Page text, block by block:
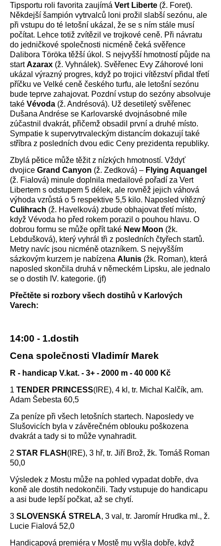
Tipsportu roli favorita zaujímá Vert Liberte (ž. Foret).
Někdejší šampión vytrvalců loni prožil slabší sezónu, ale
při vstupu do té letošní ukázal, že se s ním stále musí
počítat. Lehce totiž zvítězil ve trojkové ceně. Při návratu
do jedničkové společnosti nicméně čeká svěřence
Dalibora Töröka těžší úkol. S nejvyšší hmotností půjde na
startAzarax (ž. Vyhnálek). Svěřenec Evy Záhorové loni
ukázal výrazný progres, když po trojici vítězství přidal třetí
příčku ve Velké ceně českého turfu, ale letošní sezónu
bude teprve zahajovat. Pozdní vstup do sezóny absolvuje
také Vévoda (ž. Andrésová). Už desetiletý svěřenec
Dušana Andrése se Karlovarské dvojnásobné míle
zúčastnil dvakrát, přičemž obsadil první a druhé místo.
Sympatie k supervytrvaleckým distancím dokazují také
stříbra z posledních dvou edic Ceny prezidenta republiky.
Zbylá pětice může těžit z nízkých hmotností. Vždyť
dvojice Grand Canyon (ž. Zedková) – Flying Aquangel
(ž. Fialová) minule doplnila medailové pořadí za Vert
Libertem s odstupem 5 délek, ale rovněž jejich váhová
výhoda vzrůstá o 5 respektive 5,5 kilo. Naposled vítězný
Culihrach (ž. Havelková) zbude obhajovat třetí místo,
když Vévoda ho před rokem porazil o pouhou hlavu. O
dobrou formu se může opřít také New Moon (žk.
Lebdušková), který vyhrál tři z posledních čtyřech startů.
Metry navíc jsou nicméně otazníkem. S nejvyšším
sázkovým kurzem je nabízena Alunis (žk. Roman), která
naposled skončila druhá v německém Lipsku, ale jednalo
se o dostih IV. kategorie. (jf)
Přečtěte si rozbory všech dostihů v Karlových
Varech:
14:00 - 1.dostih
Cena společnosti Vladimír Marek
R - handicap V.kat. - 3+ - 2000 m - 40 000 Kč
1 TENDER PRINCESS(IRE), 4 kl, tr. Michal Kalčík, am.
Adam Šebesta 60,5
Za peníze při všech letošních startech. Naposledy ve
Slušovicích byla v závěrečném oblouku poškozena
dvakrát a tady si to může vynahradit.
2 STAR FLASH (IRE), 3 hř, tr. Jiří Brož, žk. Tomáš Roman
50,0
Výsledek z Mostu může na pohled vypadat dobře, dva
koně ale dostih nedokončili. Tady vstupuje do handicapu
a asi bude lepší počkat, až se chytí.
3 SLOVENSKÁ STRELA, 3 val, tr. Jaromír Hrudka ml., ž.
Lucie Fialová 52,0
Handicapová premiéra v Mostě mu vyšla dobře, když